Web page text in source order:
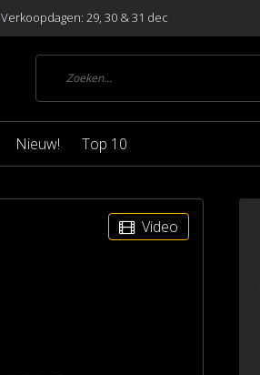
Verkoopdagen: 29, 30 & 31 dec
Nieuw! Top 10
Video